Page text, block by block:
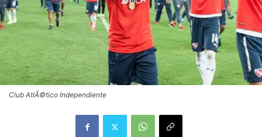
Club AtlÃ©tico Independiente